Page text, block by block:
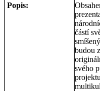
Popis:
částí
budou
svého